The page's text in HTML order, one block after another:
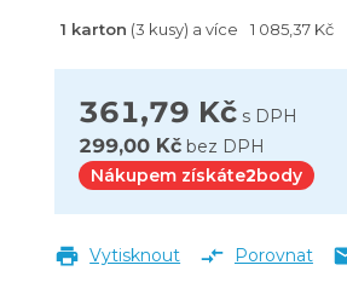
361,79 Kč s DPH
299,00 Kč bez DPH
Nákupem získáte2body
1 karton (3 kusy) a více 1 085,37 Kč
Vytisknout Porovnat